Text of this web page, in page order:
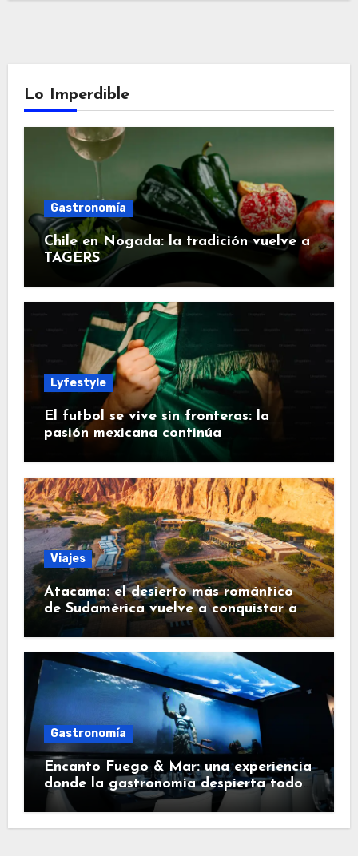
Lo Imperdible
Gastronomía
Chile en Nogada: la tradición vuelve a
TAGERS
Lyfestyle
El futbol se vive sin fronteras: la
pasión mexicana continúa
Viajes
Atacama: el desierto más romántico
de Sudamérica vuelve a conquistar a
los viajeros
Gastronomía
Encanto Fuego & Mar: una experiencia
donde la gastronomía despierta todos
los sentidos